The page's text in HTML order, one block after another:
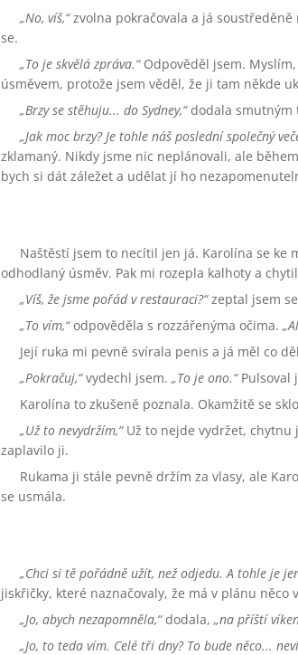
No, víš, zvolna pokračovala a já soustředěně
se.
To je skvělá zpráva. Odpověděl jsem.
úsměvem, protože jsem věděl, že ji tam někde
Brzy se stěhuju... do Sydney, dodala smutným
Jak moc brzy? Je tohle náš poslední společný
zklamaný. Nikdy jsme nic neplánovali, ale
bych si dát záležet a udělat jí ho
Naštěstí jsem to necítil jen já. Karolína se
odhodlaný úsměv. Pak mi rozepla kalhoty a
Víš, že jsme pořád v restauraci? zeptal jsem
To vím, odpověděla s rozzářenýma očima.
Její ruka mi pevně svírala penis a já měl co
Pokračuj, vydechl jsem. To je ono. Pulsoval
Karolína to zkušeně poznala. Okamžitě se
Už to nevydržím, Už to nejde vydržet, chytnu
zaplavilo ji.
Rukama ji stále pevně držím za vlasy, ale
se usmála.
Chci si tě pořádně užít, než odjedu. A tohle je
jiskřičky, které naznačovaly, že má v plánu něco
Jo, abych nezapomněla, dodala, na příští
Jo, to teda vím. Celé tři dny? To bude něco...